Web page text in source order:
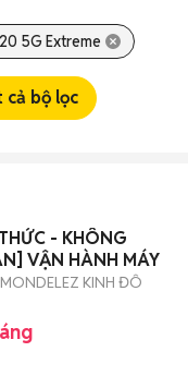
5G Extreme
bộ lọc
- KHÔNG
VẬN HÀNH MÁY
KINH ĐÔ